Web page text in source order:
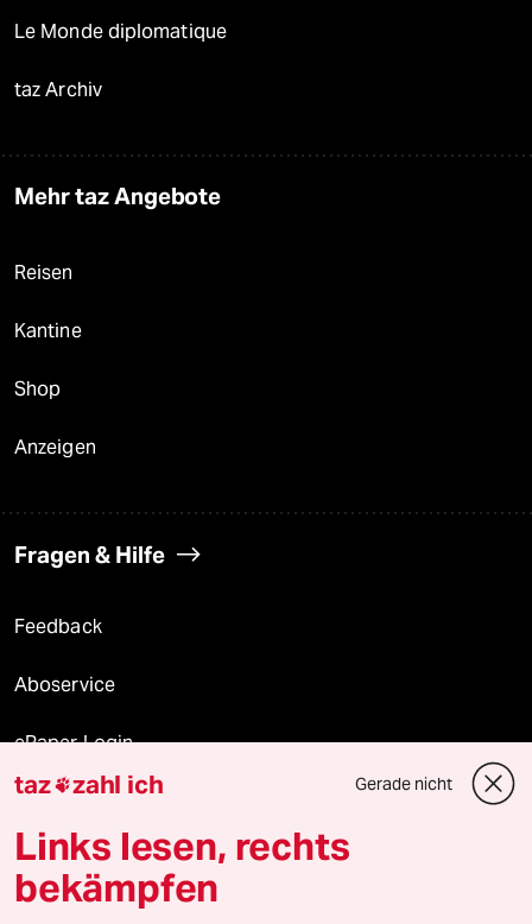
Le Monde diplomatique
taz Archiv
Mehr taz Angebote
Reisen
Kantine
Shop
Anzeigen
Fragen & Hilfe
Feedback
Aboservice
ePaper Login
Downloads für Abonnierende
© 2026 taz Verlags und Vertriebs GmbH
taz zahl ich Gerade nicht
Links lesen, rechts
bekämpfen